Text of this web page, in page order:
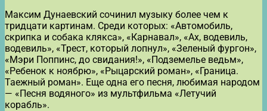
Максим Дунаевский сочинил музыку более чем к
тридцати картинам. Среди которых: «Автомобиль,
скрипка и собака клякса», «Карнавал», «Ах, водевиль,
водевиль», «Трест, который лопнул», «Зеленый фургон»,
«Мэри Поппинс, до свидания!», «Подземелье ведьм»,
«Ребенок к ноябрю», «Рыцарский роман», «Граница.
Таежный роман». Еще одна его песня, любимая народом
— «Песня водяного» из мультфильма «Летучий
корабль».